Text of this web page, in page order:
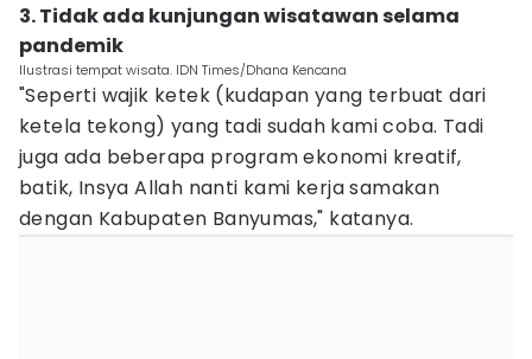
3. Tidak ada kunjungan wisatawan selama
pandemik
Ilustrasi tempat wisata. IDN Times/Dhana Kencana
"Seperti wajik ketek (kudapan yang terbuat dari
ketela tekong) yang tadi sudah kami coba. Tadi
juga ada beberapa program ekonomi kreatif,
batik, Insya Allah nanti kami kerja samakan
dengan Kabupaten Banyumas," katanya.